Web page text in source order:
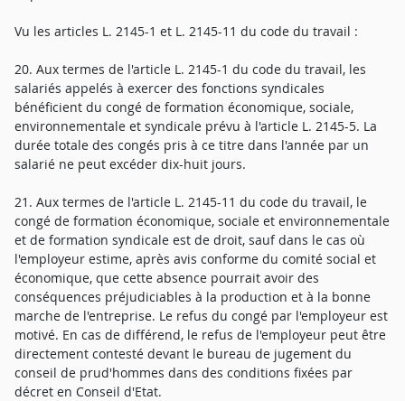
Vu les articles L. 2145-1 et L. 2145-11 du code du travail :
20. Aux termes de l'article L. 2145-1 du code du travail, les
salariés appelés à exercer des fonctions syndicales
bénéficient du congé de formation économique, sociale,
environnementale et syndicale prévu à l'article L. 2145-5. La
durée totale des congés pris à ce titre dans l'année par un
salarié ne peut excéder dix-huit jours.
21. Aux termes de l'article L. 2145-11 du code du travail, le
congé de formation économique, sociale et environnementale
et de formation syndicale est de droit, sauf dans le cas où
l'employeur estime, après avis conforme du comité social et
économique, que cette absence pourrait avoir des
conséquences préjudiciables à la production et à la bonne
marche de l'entreprise. Le refus du congé par l'employeur est
motivé. En cas de différend, le refus de l'employeur peut être
directement contesté devant le bureau de jugement du
conseil de prud'hommes dans des conditions fixées par
décret en Conseil d'Etat.